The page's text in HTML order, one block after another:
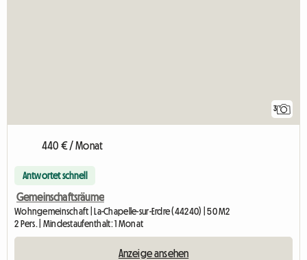
3
440 € / Monat
Antwortet schnell
Gemeinschaftsräume
Wohngemeinschaft | La-Chapelle-sur-Erdre (44240) | 50 M2
2 Pers. | Mindestaufenthalt: 1 Monat
Anzeige ansehen